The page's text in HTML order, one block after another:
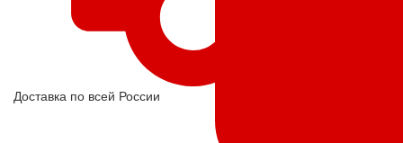
Доставка по всей России